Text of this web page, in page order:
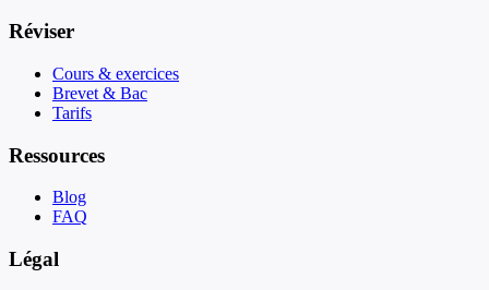
Réviser
Cours & exercices
Brevet & Bac
Tarifs
Ressources
Blog
FAQ
Légal